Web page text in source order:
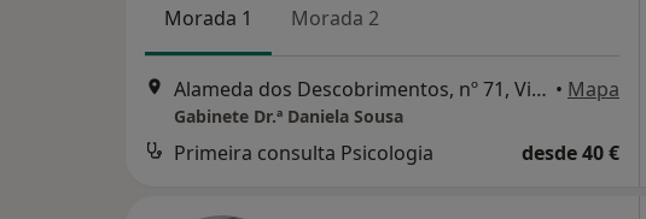
Morada 1 Morada 2
Alameda dos Descobrimentos, nº 71, Vila Do Conde • Mapa
Gabinete Dr.ª Daniela Sousa
Primeira consulta Psicologia desde 40 €